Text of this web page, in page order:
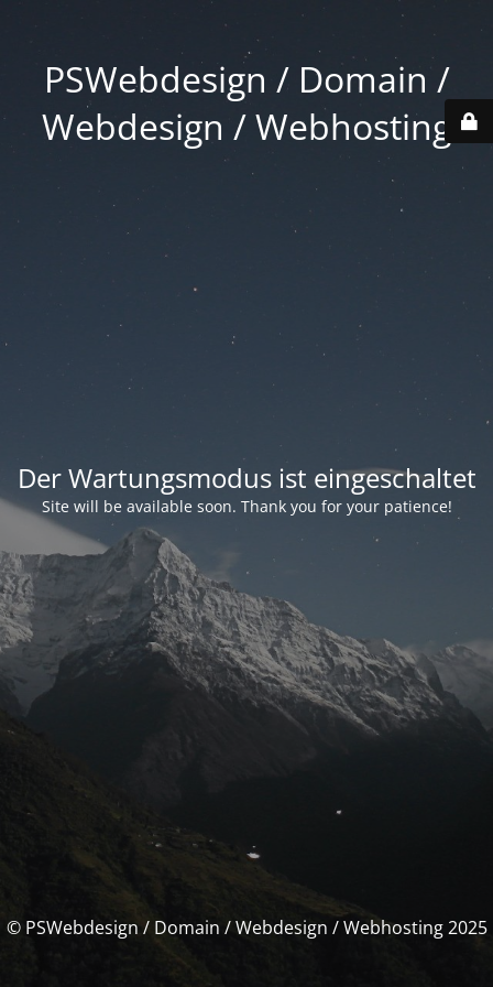
PSWebdesign / Domain /
Webdesign / Webhosting
Der Wartungsmodus ist eingeschaltet
Site will be available soon. Thank you for your patience!
© PSWebdesign / Domain / Webdesign / Webhosting 2025